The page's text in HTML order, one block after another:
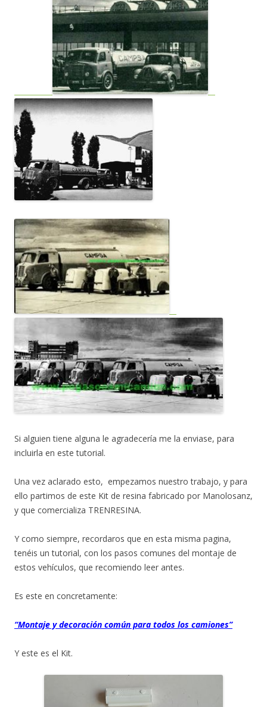
Si alguien tiene alguna le agradecería me la enviase, para
incluirla en este tutorial.
Una vez aclarado esto, empezamos nuestro trabajo, y para
ello partimos de este Kit de resina fabricado por Manolosanz,
y que comercializa TRENRESINA.
Y como siempre, recordaros que en esta misma pagina,
tenéis un tutorial, con los pasos comunes del montaje de
estos vehículos, que recomiendo leer antes.
Es este en concretamente:
“Montaje y decoración común para todos los camiones”
Y este es el Kit.